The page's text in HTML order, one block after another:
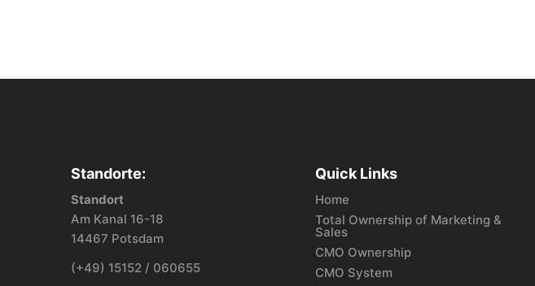
Standorte:
Standort
Am Kanal 16-18
14467 Potsdam
(+49) 15152 / 060655
Quick Links
Home
Total Ownership of Marketing &
Sales
CMO Ownership
CMO System